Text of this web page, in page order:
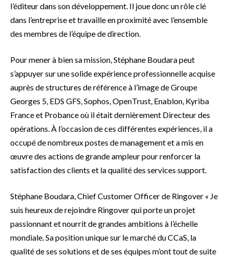
l’éditeur dans son développement. Il joue donc un rôle clé
dans l’entreprise et travaille en proximité avec l’ensemble
des membres de l’équipe de direction.
Pour mener à bien sa mission, Stéphane Boudara peut
s’appuyer sur une solide expérience professionnelle acquise
auprès de structures de référence à l’image de Groupe
Georges 5, EDS GFS, Sophos, OpenTrust, Enablon, Kyriba
France et Probance où il était dernièrement Directeur des
opérations. À l’occasion de ces différentes expériences, il a
occupé de nombreux postes de management et a mis en
œuvre des actions de grande ampleur pour renforcer la
satisfaction des clients et la qualité des services support.
Stéphane Boudara, Chief Customer Officer de Ringover « Je
suis heureux de rejoindre Ringover qui porte un projet
passionnant et nourrit de grandes ambitions à l’échelle
mondiale. Sa position unique sur le marché du CCaS, la
qualité de ses solutions et de ses équipes m’ont tout de suite